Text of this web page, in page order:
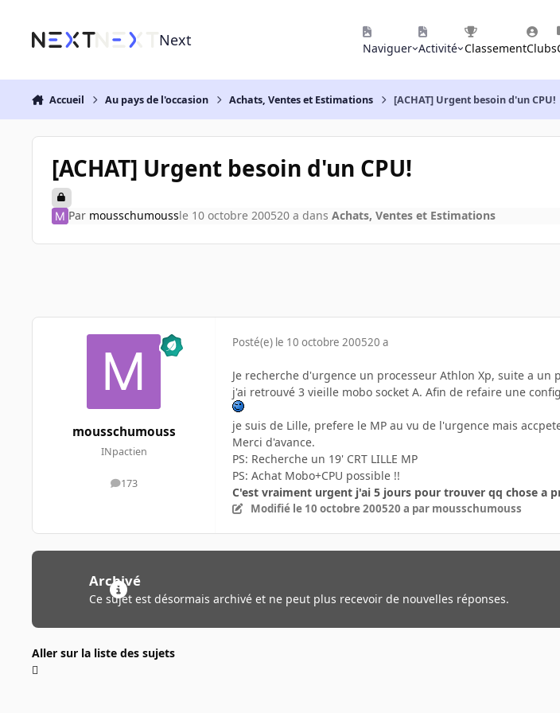
Next Naviguer Activité ClassementClubs
Accueil Au pays de l'occasion Achats, Ventes et Estimations [ACHAT] Urgent besoin d'un CPU!
[ACHAT] Urgent besoin d'un CPU!
Par mousschumoussle 10 octobre 200520 a dans Achats, Ventes et Estimations
mousschumouss
INpactien
173
messages
Posté(e) le 10 octobre 200520 a
Je recherche d'urgence un processeur Athlon Xp, suite a
j'ai retrouvé 3 vieille mobo socket A. Afin de refaire une
je suis de Lille, prefere le MP au vu de l'urgence mais
Merci d'avance.
PS: Recherche un 19' CRT LILLE MP
PS: Achat Mobo+CPU possible !!
C'est vraiment urgent j'ai 5 jours pour trouver qq chose a
Modifié le 10 octobre 200520 a par mousschumouss
Archivé
Ce sujet est désormais archivé et ne peut plus recevoir de nouvelles réponses.
Aller sur la liste des sujets